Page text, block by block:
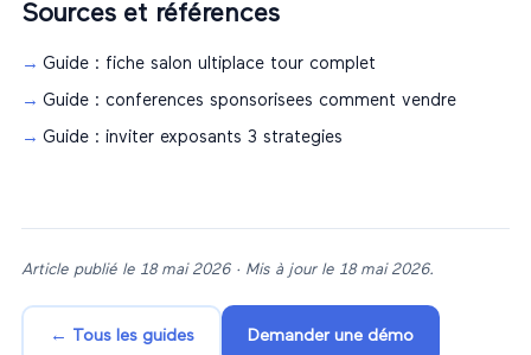
Sources et références
Guide : fiche salon ultiplace tour complet
Guide : conferences sponsorisees comment vendre
Guide : inviter exposants 3 strategies
Article publié le 18 mai 2026· Mis à jour le 18 mai 2026.
← Tous les guides Demander une démo